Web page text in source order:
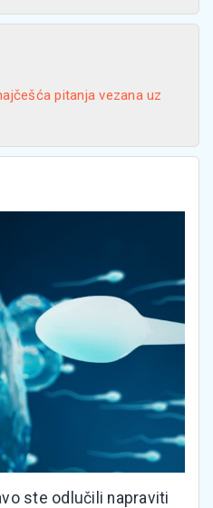
pitanja vezana uz
ste odlučili napraviti